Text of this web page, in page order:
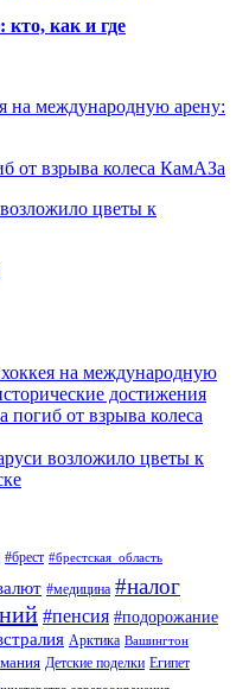
как и где
на международную арену:
от взрыва колеса КамАЗа
цветы к
на международную
достижения
от взрыва колеса
возложило цветы к
#брест #брестская_область
#медицина #налог
#пенсия #подорожание
Арктика Вашингтон
Детские поделки Египет